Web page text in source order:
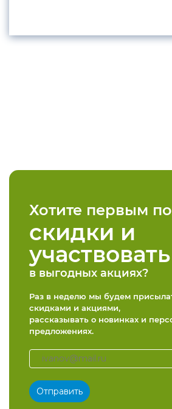
Хотите первым
скидки и
участвовать
в выгодных акциях?
Раз в неделю мы будем
скидками и акциями,
рассказывать о новинках и
предложениях.